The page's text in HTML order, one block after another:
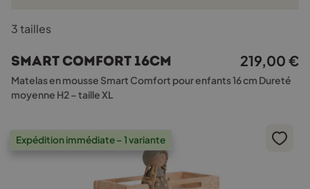
produit
plusieurs
variations.
Les
options
être
choisies
3 tailles
Smart Comfort 16cm 219,00 €
Matelas en mousse Smart Comfort pour enfants 16 cm Dureté
moyenne H2 – taille XL
Expédition immédiate – 1 variante